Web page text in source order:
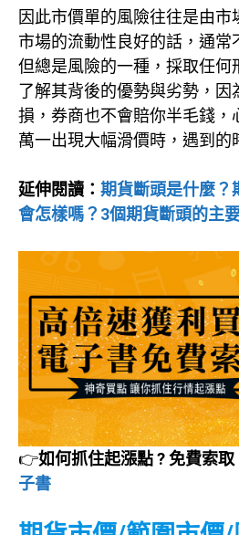
因此市價單的風險往往是由市
市場的流動性良好的話，通常
但總是風險的一種，採取任何
了解其背後的優勢與劣勢，因
損，券商也不會賠你半毛錢，
萬一出現大幅滑價時，遇到的
延伸閱讀： 期貨斷頭是什麼？
會怎樣嗎？3個期貨斷頭的主
👉如何抓住起漲點 ? 免費索取
子書